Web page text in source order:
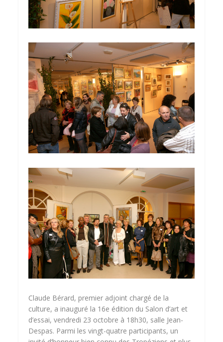
Claude Bérard, premier adjoint chargé de la
culture, a inauguré la 16e édition du Salon d’art et
d’essai, vendredi 23 octobre à 18h30, salle Jean-
Despas. Parmi les vingt-quatre participants, un